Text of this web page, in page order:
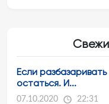
Если
остаться. И...
07.10.2020 22:31